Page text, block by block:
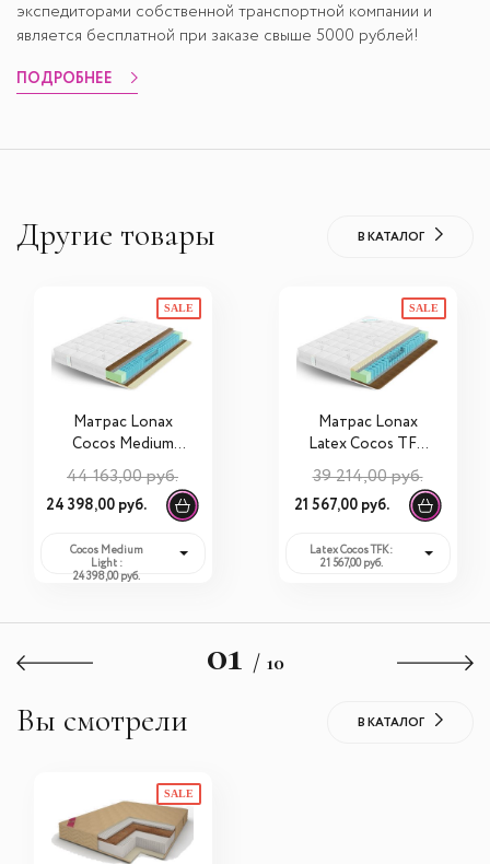
экспедиторами собственной транспортной компании и
является бесплатной при заказе свыше 5000 рублей!
ПОДРОБНЕЕ
Другие товары В КАТАЛОГ
SALE
Матрас Lonax
Cocos Medium
Light S1000
90х190х21
44 163,00 руб.
24 398,00 руб.
Cocos Medium
Light :
24 398,00 руб.
SALE
Матрас Lonax
Latex Cocos TFK
90х190х20
39 214,00 руб.
21 567,00 руб.
Latex Cocos TFK:
21 567,00 руб.
01 / 10
Вы смотрели В КАТАЛОГ
SALE